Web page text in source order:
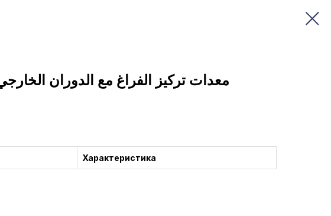
معدات تركيز الفراغ مع الدوران
Характеристика